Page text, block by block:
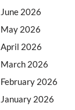
June 2026
May 2026
April 2026
March 2026
February 2026
January 2026